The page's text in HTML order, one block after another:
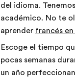
del idioma.
académico. No te
aprender francés
Escoge el tiempo
pocas semanas
un año